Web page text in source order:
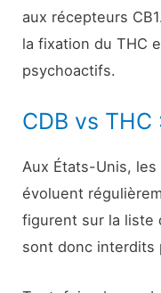
aux récepteurs
la fixation du THC
psychoactifs.
CDB vs
Aux États-Unis,
évoluent
figurent sur la liste
sont donc interdits